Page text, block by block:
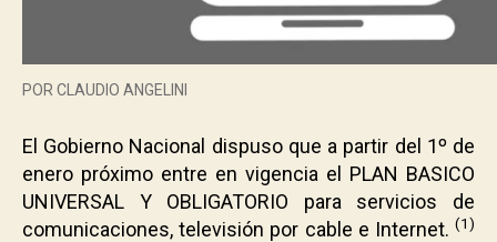
POR CLAUDIO ANGELINI
El Gobierno Nacional dispuso que a partir del 1º de
enero próximo entre en vigencia el PLAN BASICO
UNIVERSAL Y OBLIGATORIO para servicios de
comunicaciones, televisión por cable e Internet. (1)